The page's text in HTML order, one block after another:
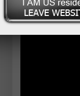
Error loading
played